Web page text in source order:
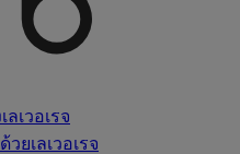
เวอเรจ
ยเลเวอเรจ